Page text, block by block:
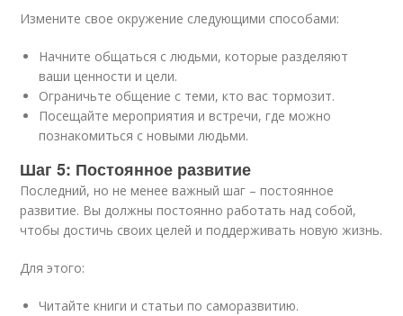
Измените свое окружение следующими способами:
Начните общаться с людьми, которые разделяют
ваши ценности и цели.
Ограничьте общение с теми, кто вас тормозит.
Посещайте мероприятия и встречи, где можно
познакомиться с новыми людьми.
Шаг 5: Постоянное развитие
Последний, но не менее важный шаг – постоянное
развитие. Вы должны постоянно работать над собой,
чтобы достичь своих целей и поддерживать новую жизнь.
Для этого:
Читайте книги и статьи по саморазвитию.